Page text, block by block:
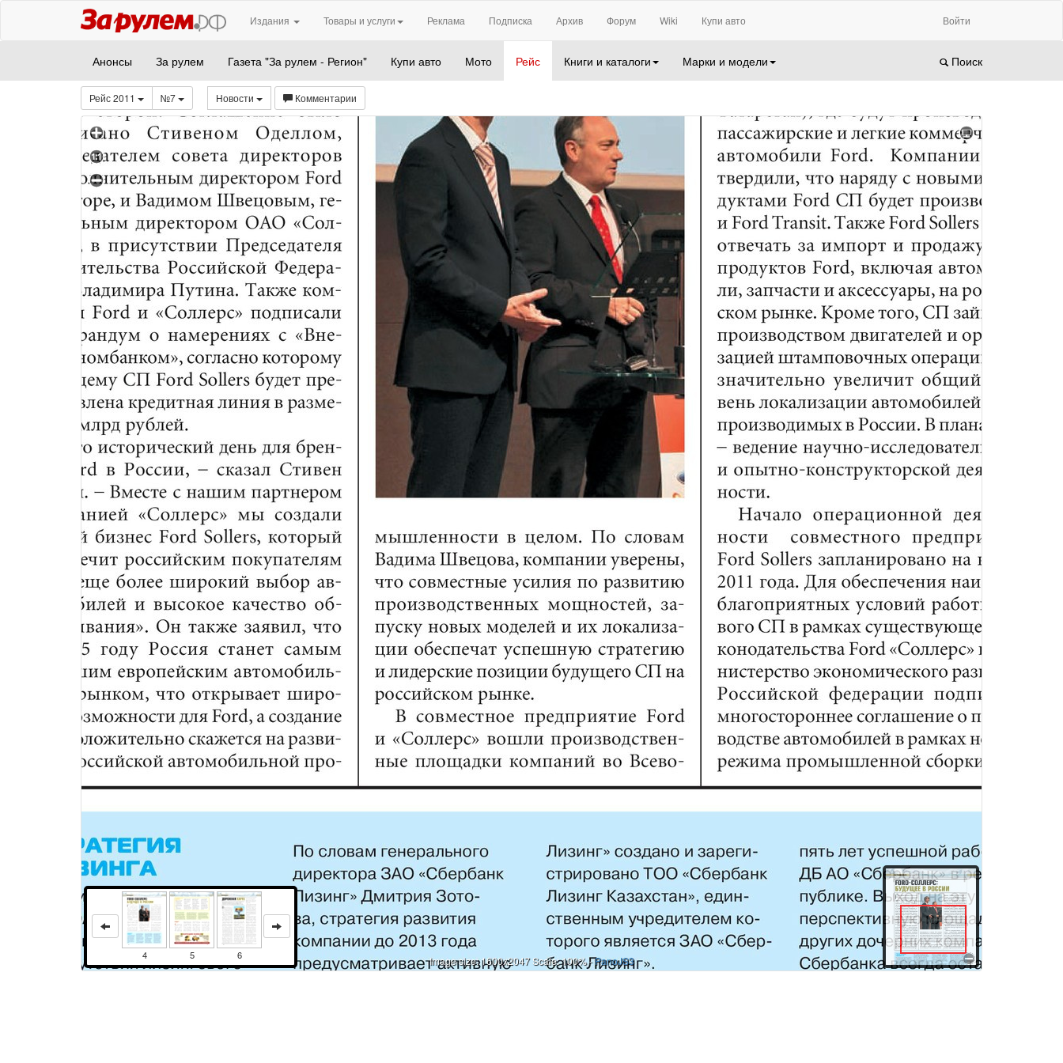
Издания Товары и услуги Реклама Подписка Архив Форум Wiki Купи авто Войти
Анонсы За рулем Газета "За рулем - Регион" Купи авто Мото Рейс Книги и каталоги Марки и модели Поиск
Рейс 2011 №7 Новости Комментарии
4 5 6 Image size: 1600x2047 Scale: 100% -PanoJS3